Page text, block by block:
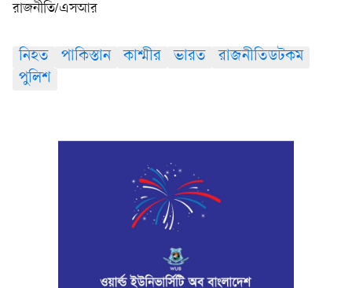
রাজনীতি/এসআর
নিহত পাকিস্তান কাশ্মীর ভারত
রাজনীতিডটকম
পুলিশ